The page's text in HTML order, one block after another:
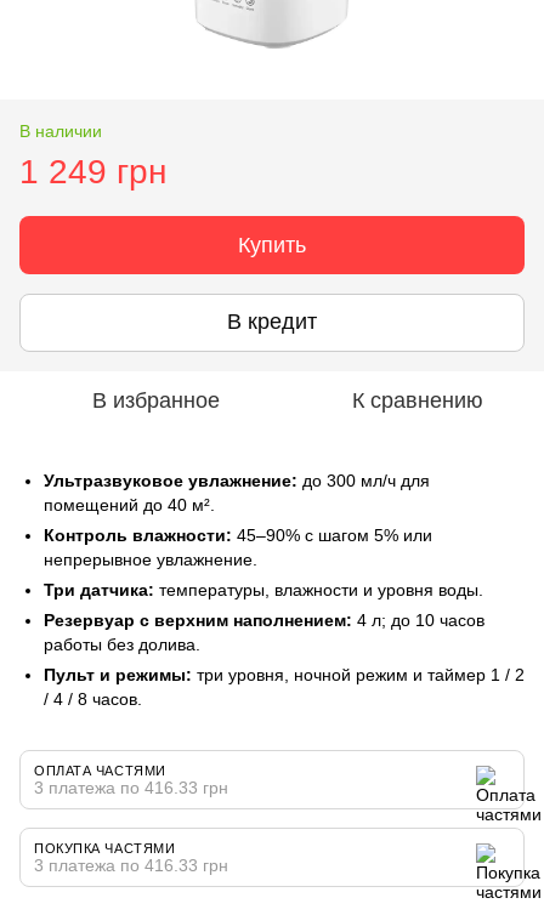
В наличии
1 249 грн
Купить
В кредит
В избранное К сравнению
Ультразвуковое увлажнение: до 300 мл/ч для
помещений до 40 м².
Контроль влажности: 45–90% с шагом 5% или
непрерывное увлажнение.
Три датчика: температуры, влажности и уровня воды.
Резервуар с верхним наполнением: 4 л; до 10 часов
работы без долива.
Пульт и режимы: три уровня, ночной режим и таймер 1 / 2
/ 4 / 8 часов.
ОПЛАТА ЧАСТЯМИ
3 платежа по 416.33 грн
ПОКУПКА ЧАСТЯМИ
3 платежа по 416.33 грн